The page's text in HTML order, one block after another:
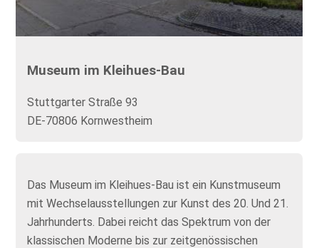
Museum im Kleihues-Bau
Stuttgarter Straße 93
DE-70806 Kornwestheim
Das Museum im Kleihues-Bau ist ein Kunstmuseum
mit Wechselausstellungen zur Kunst des 20. Und 21.
Jahrhunderts. Dabei reicht das Spektrum von der
klassischen Moderne bis zur zeitgenössischen